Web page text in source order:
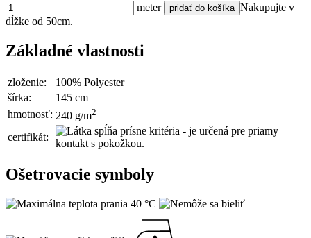
meter
Nakupujte v
dĺžke od 50cm.
Základné vlastnosti
zloženie:
100% Polyester
šírka:
145 cm
hmotnosť: 240 g/m2
certifikát:
Ošetrovacie symboly